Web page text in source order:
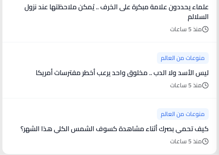
علماء يحددون علامة مبكرة على الخرف .. يُمكن ملاحظتها عند نزول
السلالم
منذ 5 ساعات
منوعات من العالم
ليس الأسد ولا الدب .. مخلوق واحد يرعب أخطر مفترسات أمريكا
منذ 5 ساعات
منوعات من العالم
كيف تحمي بصرك أثناء مشاهدة كسوف الشمس الكلي هذا الشهر؟
منذ 5 ساعات